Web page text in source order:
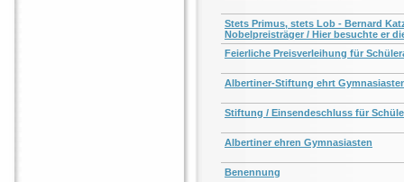
Stets Primus, stets Lob - Bernard
Nobelpreisträger / Hier besuchte er
Feierliche Preisverleihung für
Albertiner-Stiftung ehrt
Stiftung / Einsendeschluss für
Albertiner ehren Gymnasiasten
Benennung